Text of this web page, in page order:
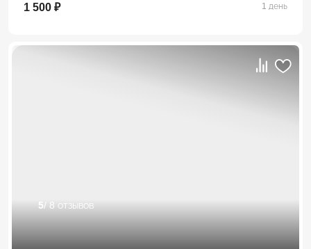
1 500 ₽ 1 день
5/ 8 отзывов